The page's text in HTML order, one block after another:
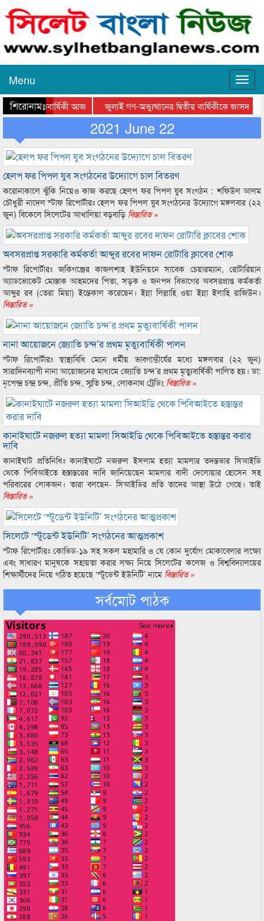
Menu
শিরোনামঃ-
৪২তম মৃত্যুবার্ষিকী আজ
জুলাই গণ-অভ্যুত্থানের দ্বিতীয় বার্ষিকীকে জাসদ
আলোচনা সভায় সিসিক প্রশাসক
স্কলার্সহোম মেজরটিলা কলেজে ‘জুলাই
2021 June 22
হেলপ ফর পিপল যুব সংগঠনের উদ্যোগে চাল বিতরণ
করোনাকালে ঝুঁকি নিয়েও কাজ করছে হেলপ ফর পিপল যুব সংগঠন : শফিউল আলম
চৌধুরী নাদেল স্টাফ রিপোর্টারঃ হেলপ ফর পিপল যুব সংগঠনের উদ্যোগে মঙ্গলবার (২২
জুন) বিকেলে সিলেটের আখালিয়া বড়বাড়ি বিস্তারিত »
অবসরপ্রাপ্ত সরকারি কর্মকর্তা আব্দুর রবের দাফন রোটারি ক্লাবের শোক
স্টাফ রিপোর্টারঃ জকিগঞ্জের কাজলশাহ ইউনিয়নে সাবেক চেয়ারম্যান, রোটারিয়ান
অ্যাডভোকেট মোস্তাক আহমদের পিতা, সড়ক ও জনপদ বিভাগের অবসরপ্রাপ্ত কর্মকর্তা
আব্দুর রব (তেরা মিয়া) ইন্তেকাল করেছেন। ইন্না লিল্লাহি ওয়া ইন্না ইলাহি রাজিউন।
বিস্তারিত »
নানা আয়োজনে জ্যোতি চন্দ’র প্রথম মৃত্যুবার্ষিকী পালন
স্টাফ রিপোর্টারঃ স্বাস্থ্যবিধি মেনে ধর্মীয় ভাবগাম্ভীর্যের মধ্যে মঙ্গলবার (২২ জুন)
সারাদিনব্যাপী নানা আয়োজনের মাধ্যমে জ্যোতি চন্দ’র প্রথম মৃত্যুবার্ষিকী পালিত হয়। ডা:
নৃপেন্দ্র চন্দ্র চন্দ, প্রীতি চন্দ, স্মৃতি চন্দ, লোকনাথ ট্রেডিং বিস্তারিত »
কানাইঘাটে নজরুল হত্যা মামলা সিআইডি থেকে পিবিআইতে হস্তান্তর করার
দাবি
কানাইঘাট প্রতিনিধিঃ কানাইঘাটে নজরুল ইসলাম হত্যা মামলার তদন্তভার সিআইডি
থেকে পিবিআইতে হস্তান্তরের দাবি জানিয়েছেন মামলার বাদী দেলোয়ার হোসেন সহ
পরিবারের লোকজন। তারা বলছেন- সিআইডির প্রতি তাদের আস্থা উঠে গেছে। তাই
বিস্তারিত »
সিলেটে ‘স্টুডেন্ট ইউনিটি’ সংগঠনের আত্মপ্রকাশ
স্টাফ রিপোর্টারঃ কোভিড-১৯ সহ সকল মহামারি ও যে কোন দুর্যোগ মোকাবেলার লক্ষ্যে
এবং সাধারণ মানুষকে সহায়তা করার লক্ষ্য নিয়ে সিলেটের কলেজ ও বিশ্ববিদ্যালয়ের
শিক্ষার্থীদের নিয়ে গঠিত হয়েছে ‘স্টুডেন্ট ইউনিটি’ নামে বিস্তারিত »
সর্বমোট পাঠক